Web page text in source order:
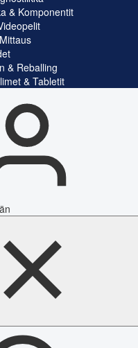
& Komponentit
& Reballing
& Tabletit